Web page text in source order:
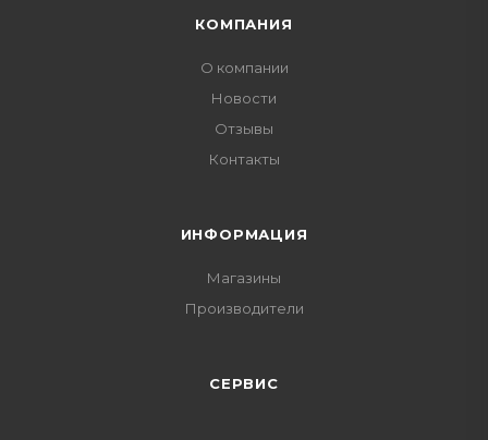
КОМПАНИЯ
О компании
Новости
Отзывы
Контакты
ИНФОРМАЦИЯ
Магазины
Производители
СЕРВИС